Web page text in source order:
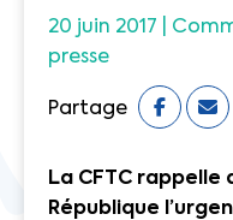
20 juin 2017 |
presse
Partage
La CFTC rappelle
République